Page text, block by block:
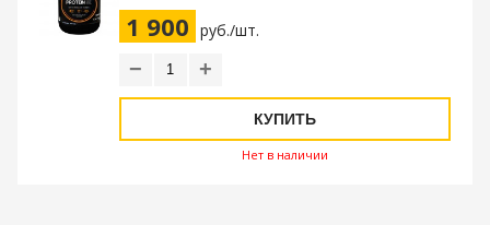
1 900 руб./шт.
− +
КУПИТЬ
Нет в наличии